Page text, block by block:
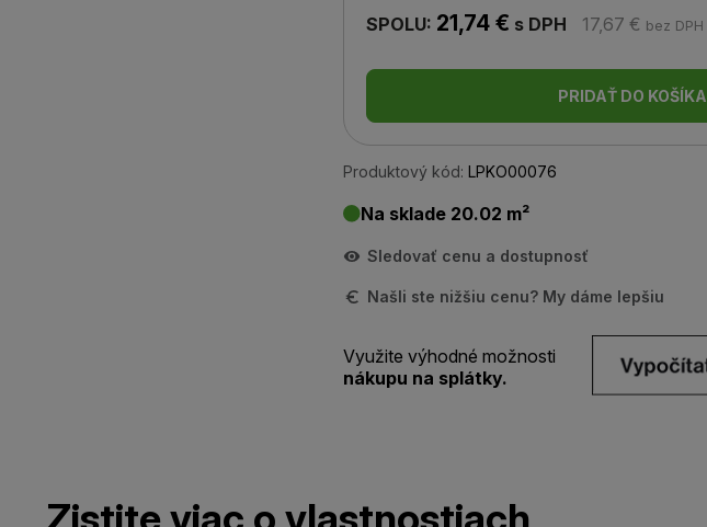
SPOLU: 21,74 € s DPH 17,67 € bez DPH
PRIDAŤ DO KOŠÍKA
Produktový kód: LPKO00076
Na sklade 20.02 m²
Sledovať cenu a dostupnosť
Našli ste nižšiu cenu? My dáme lepšiu
Využite výhodné možnosti
nákupu na splátky.